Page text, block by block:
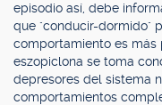
episodio así, debe
que "conducir-dormido"
comportamiento es
eszopiclona se toma
depresores del sistema
comportamientos